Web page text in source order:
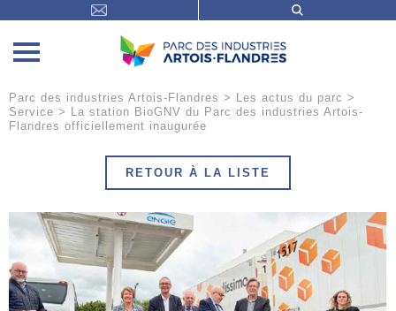
Parc des industries Artois-Flandres > Les actus du parc >
Service >
La station BioGNV du Parc des industries Artois-
Flandres officiellement inaugurée
RETOUR À LA LISTE